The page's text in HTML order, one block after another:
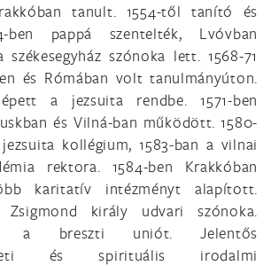
tanult. 1554-től tanító és
ben pappá szentelték, Lvóvban
szónoka lett. 1568-71
és Rómában volt tanulmányúton.
a jezsuita rendbe. 1571-ben
és Vilná-ban működött. 1580-
kollégium, 1583-ban a vilnai
rektora. 1584-ben Krakkóban
karitatív intézményt alapított.
Zsigmond király udvari szónoka.
a breszti uniót. Jelentős
és spirituális irodalmi